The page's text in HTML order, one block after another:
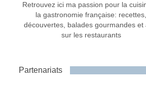
Retrouvez ici ma passion pour la
la gastronomie française: recettes,
découvertes, balades gourmandes et
sur les restaurants
Partenariats